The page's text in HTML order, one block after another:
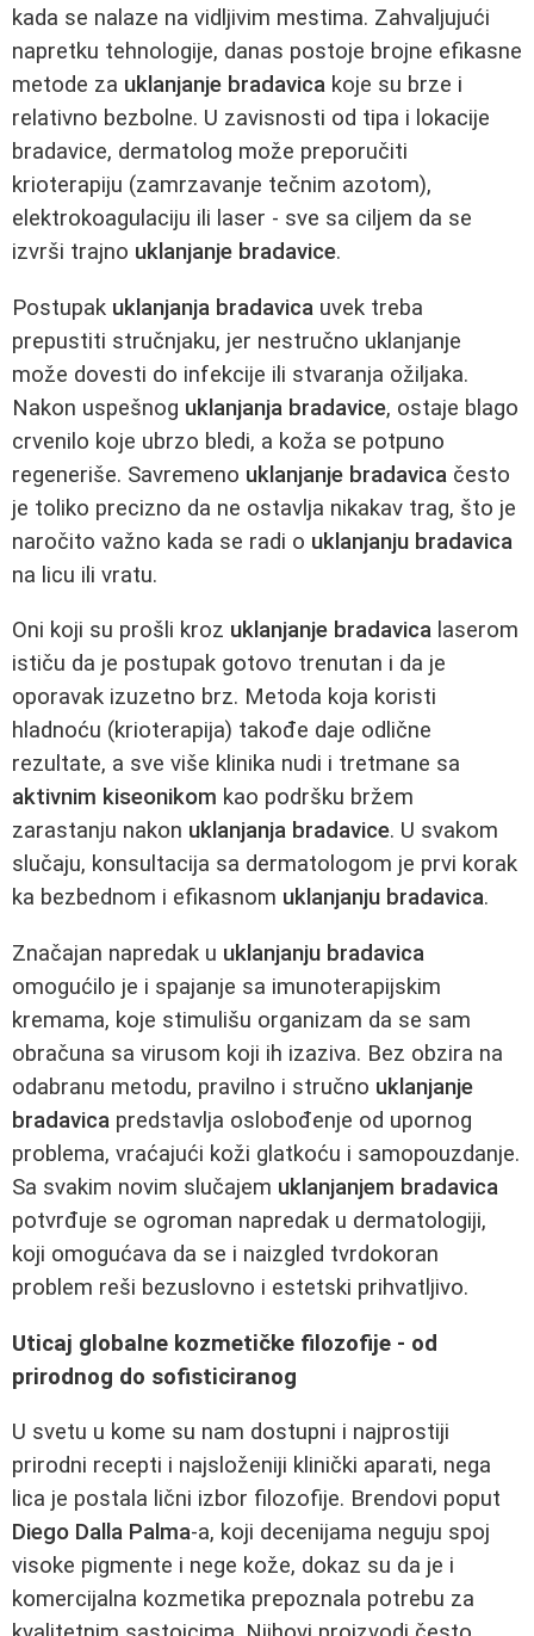
kada se nalaze na vidljivim mestima. Zahvaljujući
napretku tehnologije, danas postoje brojne efikasne
metode za uklanjanje bradavica koje su brze i
relativno bezbolne. U zavisnosti od tipa i lokacije
bradavice, dermatolog može preporučiti
krioterapiju (zamrzavanje tečnim azotom),
elektrokoagulaciju ili laser - sve sa ciljem da se
izvrši trajno uklanjanje bradavice.
Postupak uklanjanja bradavica uvek treba
prepustiti stručnjaku, jer nestručno uklanjanje
može dovesti do infekcije ili stvaranja ožiljaka.
Nakon uspešnog uklanjanja bradavice, ostaje blago
crvenilo koje ubrzo bledi, a koža se potpuno
regeneriše. Savremeno uklanjanje bradavica često
je toliko precizno da ne ostavlja nikakav trag, što je
naročito važno kada se radi o uklanjanju bradavica
na licu ili vratu.
Oni koji su prošli kroz uklanjanje bradavica laserom
ističu da je postupak gotovo trenutan i da je
oporavak izuzetno brz. Metoda koja koristi
hladnoću (krioterapija) takođe daje odlične
rezultate, a sve više klinika nudi i tretmane sa
aktivnim kiseonikom kao podršku bržem
zarastanju nakon uklanjanja bradavice. U svakom
slučaju, konsultacija sa dermatologom je prvi korak
ka bezbednom i efikasnom uklanjanju bradavica.
Značajan napredak u uklanjanju bradavica
omogućilo je i spajanje sa imunoterapijskim
kremama, koje stimulišu organizam da se sam
obračuna sa virusom koji ih izaziva. Bez obzira na
odabranu metodu, pravilno i stručno uklanjanje
bradavica predstavlja oslobođenje od upornog
problema, vraćajući koži glatkoću i samopouzdanje.
Sa svakim novim slučajem uklanjanjem bradavica
potvrđuje se ogroman napredak u dermatologiji,
koji omogućava da se i naizgled tvrdokoran
problem reši bezuslovno i estetski prihvatljivo.
Uticaj globalne kozmetičke filozofije - od
prirodnog do sofisticiranog
U svetu u kome su nam dostupni i najprostiji
prirodni recepti i najsloženiji klinički aparati, nega
lica je postala lični izbor filozofije. Brendovi poput
Diego Dalla Palma-a, koji decenijama neguju spoj
visoke pigmente i nege kože, dokaz su da je i
komercijalna kozmetika prepoznala potrebu za